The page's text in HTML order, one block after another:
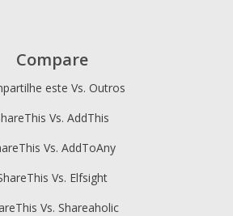
Compare
este Vs. Outros
Vs. AddThis
Vs. AddToAny
Vs. Elfsight
Vs. Shareaholic